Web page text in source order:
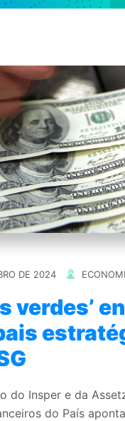
DE 2024
verdes’
do Insper e da
do País